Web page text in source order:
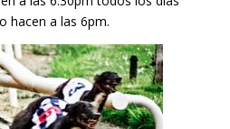
hacen a las 6pm.